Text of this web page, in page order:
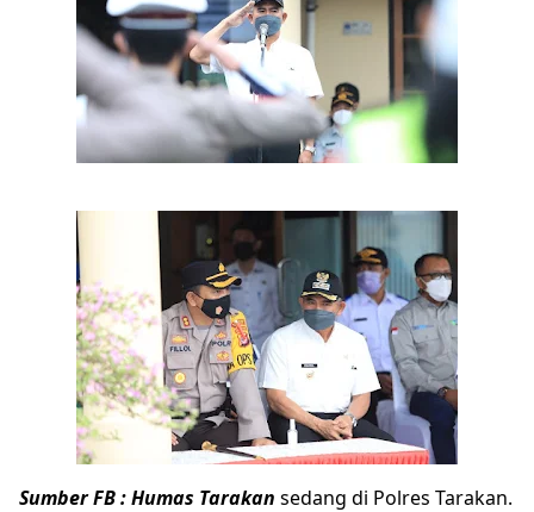
Sumber FB : Humas Tarakan sedang di Polres Tarakan.